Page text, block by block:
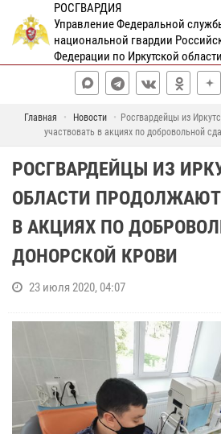
РОСГВАРДИЯ
Управление Федеральной
национальной гвардии
Федерации по Иркутской области
Главная Новости
Росгвардейцы из
участвовать в акциях по добровольной
РОСГВАРДЕЙЦЫ ИЗ
ОБЛАСТИ ПРОДОЛЖАЮТ
В АКЦИЯХ ПО
ДОНОРСКОЙ КРОВИ
23 июля 2020, 04:07